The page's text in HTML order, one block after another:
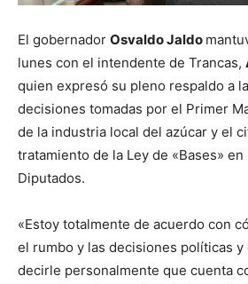
El gobernador Osvaldo Jaldo
lunes con el intendente de Trancas,
quien expresó su pleno respaldo a
decisiones tomadas por el Primer
de la industria local del azúcar y el
tratamiento de la Ley de «Bases» en
Diputados.
«Estoy totalmente de acuerdo con
el rumbo y las decisiones políticas
decirle personalmente que cuenta